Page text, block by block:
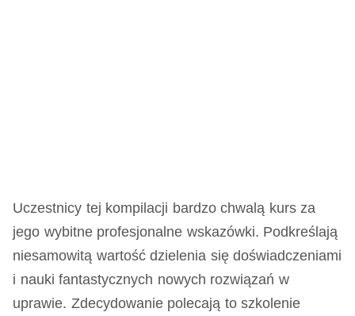
Uczestnicy tej kompilacji bardzo chwalą kurs za
jego wybitne profesjonalne wskazówki. Podkreślają
niesamowitą wartość dzielenia się doświadczeniami
i nauki fantastycznych nowych rozwiązań w
uprawie. Zdecydowanie polecają to szkolenie